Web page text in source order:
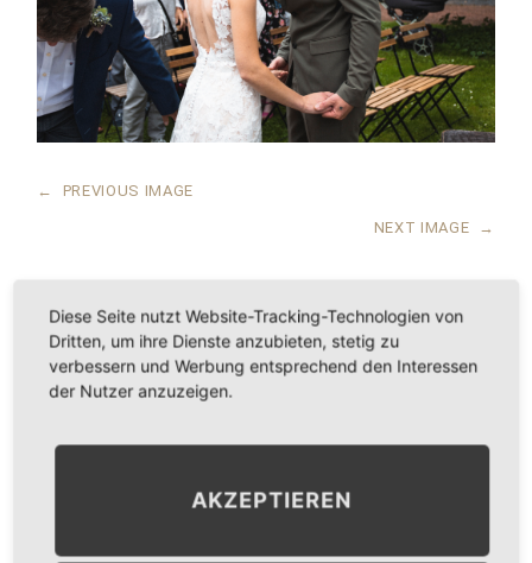
← PREVIOUS IMAGE
NEXT IMAGE →
LEAVE A COMMENT
Diese Seite nutzt Website-Tracking-Technologien von
Dritten, um ihre Dienste anzubieten, stetig zu
verbessern und Werbung entsprechend den Interessen
der Nutzer anzuzeigen.
AKZEPTIEREN